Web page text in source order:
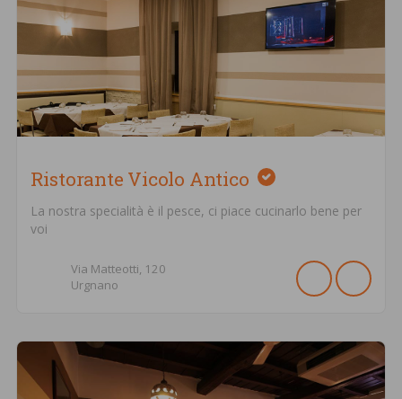
Ristorante Vicolo Antico
La nostra specialità è il pesce, ci piace cucinarlo bene per
voi
Via Matteotti, 120
Urgnano